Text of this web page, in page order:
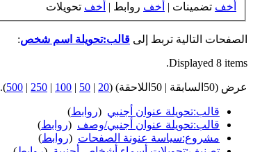
أخف تضمينات | أخف روابط | أخف تحويلات
الصفحات التالية تربط إلى قالب:تحويلة اسم شخص:
Displayed 8 items.
عرض (50السابقة | 50اللاحقة) ( 20
|
50
|
100
|
250
|
500
).
قالب:تحويلة عنوان أجنبي (روابط)
قالب:تحويلة عنوان أجنبي/وصف (روابط)
مشروع:سياسة عنونة الصفحات (روابط)